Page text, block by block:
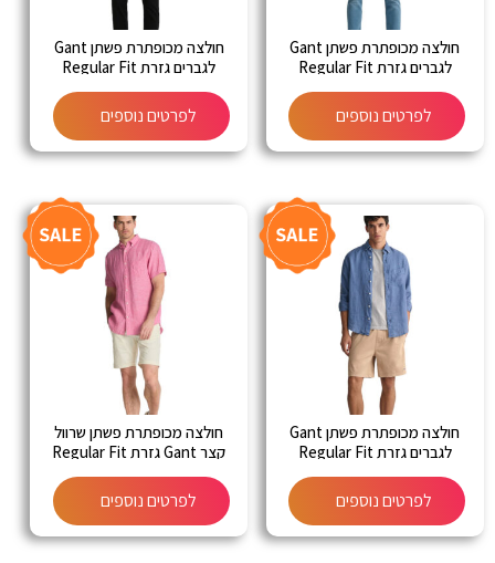
חולצה מכופתרת פשתן Gant
לגברים גזרת Regular Fit
לפרטים נוספים
חולצה מכופתרת פשתן Gant
לגברים גזרת Regular Fit
לפרטים נוספים
חולצה מכופתרת פשתן Gant
לגברים גזרת Regular Fit
לפרטים נוספים
חולצה מכופתרת פשתן שרוול
קצר Gant גזרת Regular Fit
לפרטים נוספים